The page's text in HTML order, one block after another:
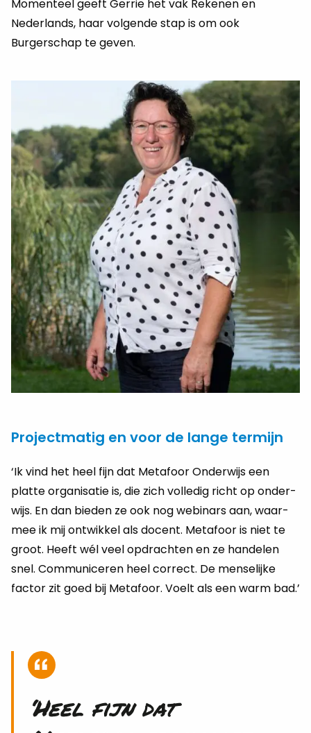
Momenteel geeft Gerrie het vak Rekenen en
Nederlands, haar volgende stap is om ook
Burgerschap te geven.
Projectmatig en voor de lange termijn
‘Ik vind het heel fijn dat Me­ta­foor On­der­wijs een
plat­te or­ga­ni­sa­tie is, die zich vol­le­dig richt op on­der­
wijs. En dan bie­den ze ook nog we­binars aan, waar­
mee ik mij ont­wik­kel als do­cent. Me­ta­foor is niet te
groot. Heeft wél veel op­drach­ten en ze han­de­len
snel. Com­mu­ni­ce­ren heel cor­rect. De men­se­lij­ke
fac­tor zit goed bij Me­ta­foor. Voelt als een warm bad.’
‘Heel fijn dat